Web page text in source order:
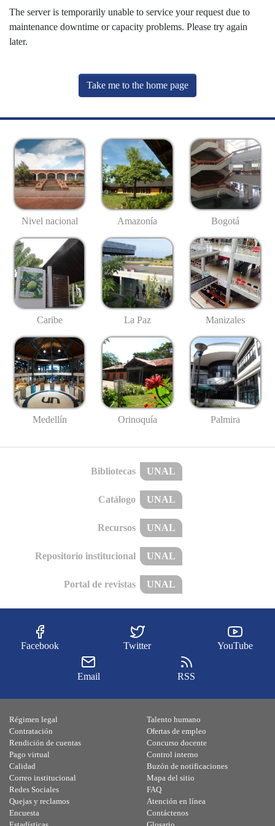
The server is temporarily unable to service your request due to
maintenance downtime or capacity problems. Please try again
later.
Take me to the home page
Nivel nacional Amazonía Bogotá
Caribe La Paz Manizales
Medellín Orinoquía Palmira
Bibliotecas UNAL
Catálogo UNAL
Recursos UNAL
Repositorio institucional UNAL
Portal de revistas UNAL
Facebook Twitter YouTube
Email RSS
Régimen legal
Contratación
Rendición de cuentas
Pago virtual
Calidad
Talento humano
Ofertas de empleo
Concurso docente
Control interno
Buzón de notificaciones
Correo institucional
Redes Sociales
Quejas y reclamos
Encuesta
Mapa del sitio
FAQ
Atención en línea
Contáctenos